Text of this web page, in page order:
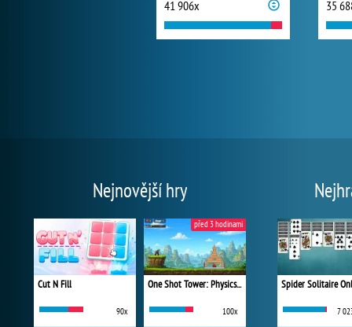
41 906x 35
Nejnovější hry
Cut N Fill
90x
One Shot Tower: Physics Destroyer
100x
před 3 hodinami
Spider Solitaire
7